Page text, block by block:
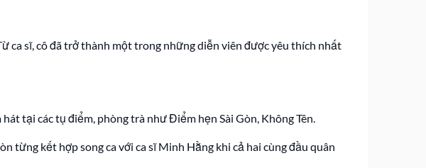
ca sĩ, cô đã trở thành một trong những diễn viên được yêu thích nhất
tại các tụ điểm, phòng trà như Điểm hẹn Sài Gòn, Không Tên.
từng kết hợp song ca với ca sĩ Minh Hằng khi cả hai cùng đầu quân